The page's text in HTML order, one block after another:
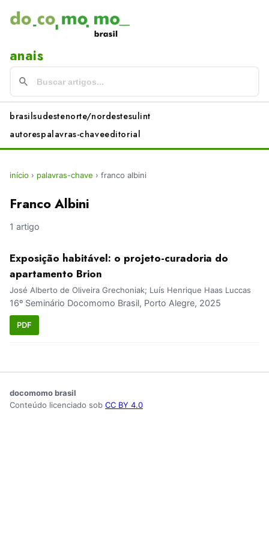
anais
brasilsudestenorte/nordestesulint
autorespalavras-chaveeditorial
início › palavras-chave › franco albini
Franco Albini
1 artigo
Exposição habitável: o projeto-curadoria do
apartamento Brion
José Alberto de Oliveira Grechoniak; Luís Henrique Haas Luccas
16º Seminário Docomomo Brasil, Porto Alegre, 2025
PDF
docomomo brasil
Conteúdo licenciado sob CC BY 4.0